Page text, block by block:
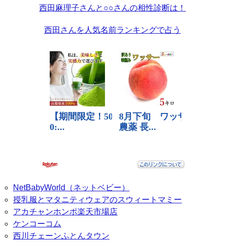
西田麻理子さんと○○さんの相性診断は！
西田さんを人気名前ランキングで占う
NetBabyWorld（ネットベビー）
授乳服とマタニティウェアのスウィートマミー
アカチャンホンポ楽天市場店
ケンコーコム
西川チェーンふとんタウン